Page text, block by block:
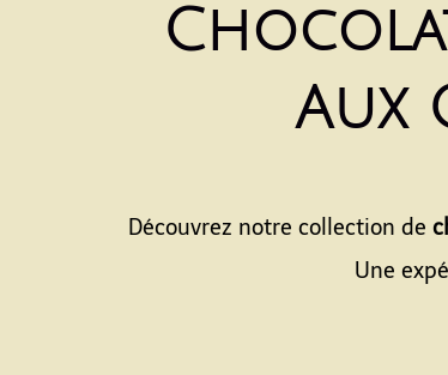
Aux
Découvrez notre collection de
Une